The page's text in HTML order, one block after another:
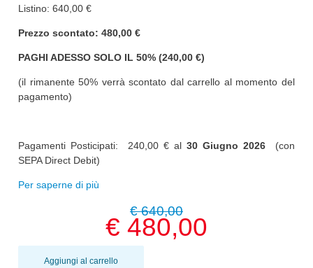
Listino: 640,00 €
Prezzo scontato: 480,00 €
PAGHI ADESSO SOLO IL 50% (240,00 €)
(il rimanente 50% verrà scontato dal carrello al momento del
pagamento)
Pagamenti Posticipati: 240,00 € al 30 Giugno 2026(con
SEPA Direct Debit)
Per saperne di più
€ 640,00
€ 480,00
Aggiungi al carrello